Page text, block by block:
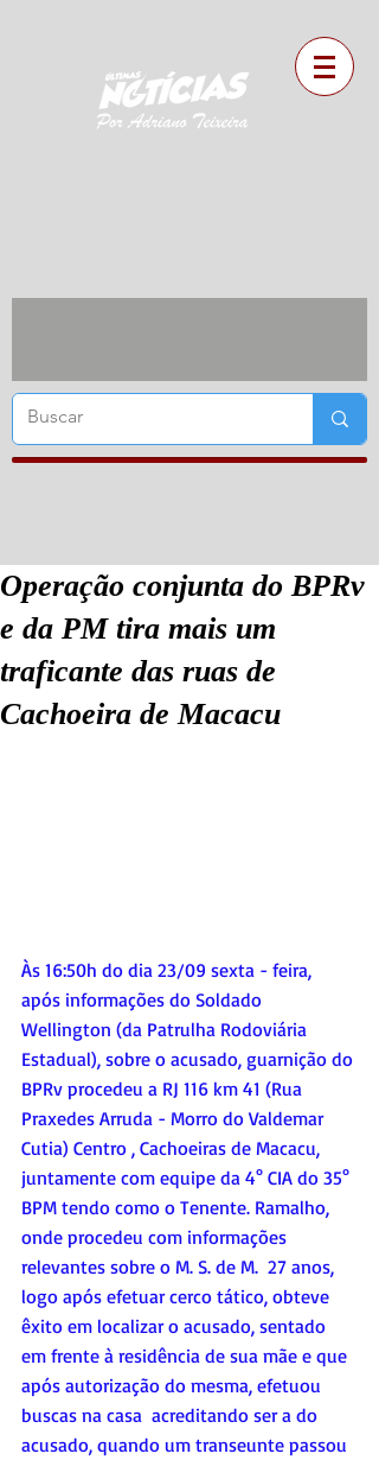
Operação conjunta do BPRv
e da PM tira mais um
traficante das ruas de
Cachoeira de Macacu
Às 16:50h do dia 23/09 sexta - feira,
após informações do Soldado
Wellington (da Patrulha Rodoviária
Estadual), sobre o acusado, guarnição do
BPRv procedeu a RJ 116 km 41 (Rua
Praxedes Arruda - Morro do Valdemar
Cutia) Centro , Cachoeiras de Macacu,
juntamente com equipe da 4° CIA do 35°
BPM tendo como o Tenente. Ramalho,
onde procedeu com informações
relevantes sobre o M. S. de M.  27 anos,
logo após efetuar cerco tático, obteve
êxito em localizar o acusado, sentado
em frente à residência de sua mãe e que
após autorização do mesma, efetuou
buscas na casa  acreditando ser a do
acusado, quando um transeunte passou